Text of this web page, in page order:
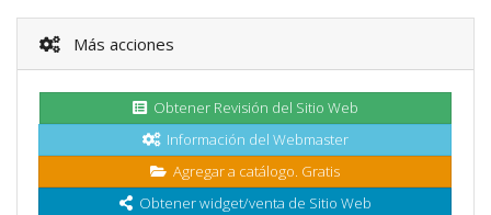
Más acciones
Obtener Revisión del Sitio Web
Información del Webmaster
Agregar a catálogo. Gratis
Obtener widget/venta de Sitio Web